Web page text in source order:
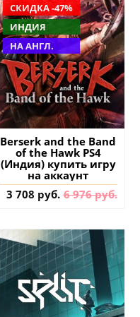
СКИДКА -47%
ИНДИЯ
НА АНГЛ.
Berserk and the Band
of the Hawk PS4
(Индия) купить игру
на аккаунт
3 708 руб. 6 976 руб.